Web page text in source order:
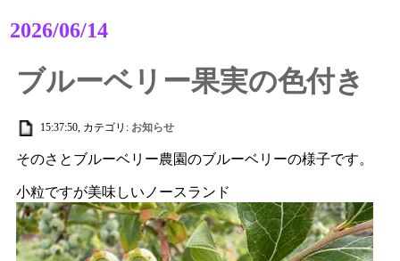
2026/06/14
ブルーベリー果実の色付き
15:37:50, カテゴリ: お知らせ
そのさとブルーベリー農園のブルーベリーの様子です。
小粒ですが美味しいノースランド